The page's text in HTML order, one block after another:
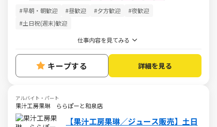
#早朝・朝歓迎 #昼歓迎 #夕方歓迎
#夜歓迎
#土日祝(週末)歓迎
仕事内容を見てみる
キープする 詳細を見る
アルバイト・パート
果汁工房果琳 ららぽーと和泉店
【果汁工房果琳／ジュース販売】土日